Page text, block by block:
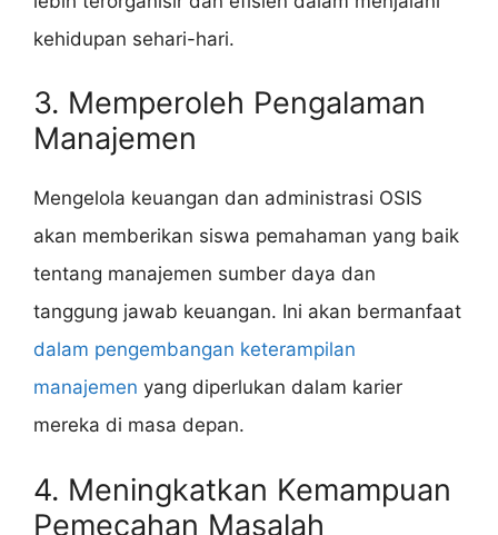
kehidupan sehari-hari.
3. Memperoleh Pengalaman
Manajemen
Mengelola keuangan dan administrasi OSIS
akan memberikan siswa pemahaman yang baik
tentang manajemen sumber daya dan
tanggung jawab keuangan. Ini akan bermanfaat
dalam pengembangan keterampilan
manajemen yang diperlukan dalam karier
mereka di masa depan.
4. Meningkatkan Kemampuan
Pemecahan Masalah